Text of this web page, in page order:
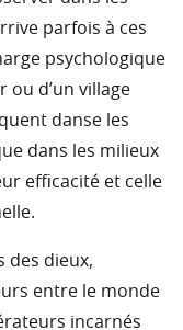
parfois à ces
psychologique
d’un village
danse les
dans les milieux
efficacité et celle
des dieux,
entre le monde
incarnés